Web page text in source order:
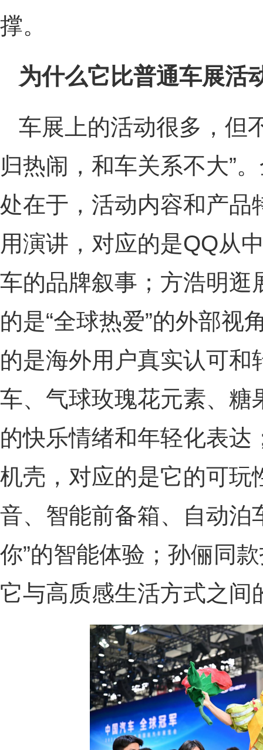
撑。
为什么它比普通车展活
车展上的活动很多，但
归热闹，和车关系不大”
处在于，活动内容和产品
用演讲，对应的是QQ从
车的品牌叙事；方浩明逛
的是“全球热爱”的外部视
的是海外用户真实认可
车、气球玫瑰花元素、糖
的快乐情绪和年轻化表达
机壳，对应的是它的可玩
音、智能前备箱、自动泊
你”的智能体验；孙俪同
它与高质感生活方式之间